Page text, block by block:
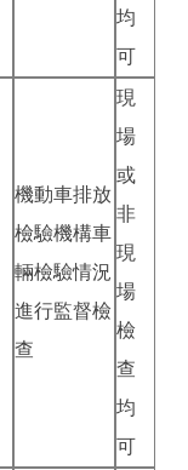
均
可
機動車排放
檢驗機構車
輛檢驗情況
進行監督檢
查
現
場
或
非
現
場
檢
查
均
可